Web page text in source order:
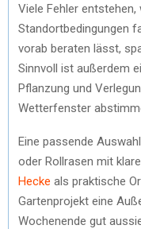
Viele Fehler
Standortbedingungen
vorab beraten lässt,
Sinnvoll ist außerdem
Pflanzung und
Wetterfenster
Eine passende
oder Rollrasen mit
Hecke als praktische
Gartenprojekt eine
Wochenende gut